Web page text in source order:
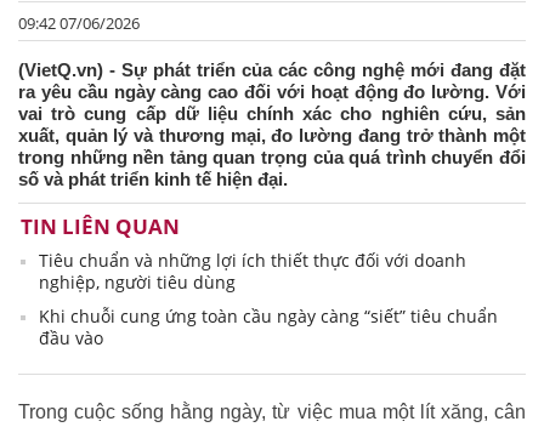
09:42 07/06/2026
(VietQ.vn) - Sự phát triển của các công nghệ mới đang đặt
ra yêu cầu ngày càng cao đối với hoạt động đo lường. Với
vai trò cung cấp dữ liệu chính xác cho nghiên cứu, sản
xuất, quản lý và thương mại, đo lường đang trở thành một
trong những nền tảng quan trọng của quá trình chuyển đổi
số và phát triển kinh tế hiện đại.
TIN LIÊN QUAN
Tiêu chuẩn và những lợi ích thiết thực đối với doanh
nghiệp, người tiêu dùng
Khi chuỗi cung ứng toàn cầu ngày càng “siết” tiêu chuẩn
đầu vào
Trong cuộc sống hằng ngày, từ việc mua một lít xăng, cân